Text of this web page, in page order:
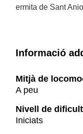
ermita de Sant
Informació
Mitjà de
A peu
Nivell de
Iniciats